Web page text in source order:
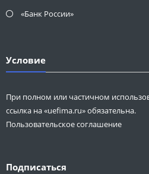
«Банк России»
Условие
При полном или частичном
ссылка на «uefima.ru» обязательна.
Пользовательское соглашение
Подписаться